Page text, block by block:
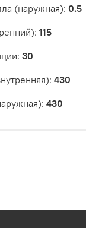
(наружная): 0.5
115
30
430
430